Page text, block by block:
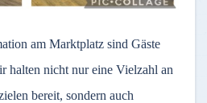
am Marktplatz sind Gäste
halten nicht nur eine Vielzahl an
bereit, sondern auch